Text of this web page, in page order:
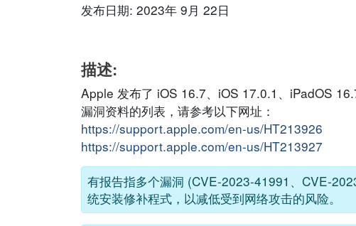
发布日期: 2023年 9月 22日
描述:
Apple 发布了 iOS 16.7、iOS 17.0.1、iPadOS
漏洞资料的列表，请参考以下网址：
https://support.apple.com/en-us/HT213926
https://support.apple.com/en-us/HT213927
有报告指多个漏洞 (CVE-2023-41991、CVE-
统安装修补程式，以减低受到网络攻击的风险。